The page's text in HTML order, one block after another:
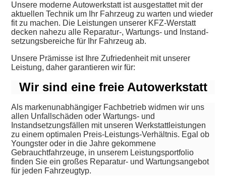
Unsere moderne Autowerkstatt ist ausgestattet mit der
aktuellen Technik um Ihr Fahrzeug zu warten und wieder
fit zu machen. Die Leistungen unserer KFZ-Werstatt
decken nahezu alle Reparatur-, Wartungs- und Instand­
setzungs­bereiche für Ihr Fahrzeug ab.
Unsere Prämisse ist Ihre Zufriedenheit mit unserer
Leistung, daher garantieren wir für:
Wir sind eine freie Autowerkstatt
Als markenunabhängiger Fachbetrieb widmen wir uns
allen Unfallschäden oder Wartungs- und
Instandsetzungsfällen mit unseren Werkstattleistungen
zu einem optimalen Preis-Leistungs-Verhältnis. Egal ob
Youngster oder in die Jahre gekommene
Gebrauchtfahrzeuge, in unserem Leistungsportfolio
finden Sie ein großes Reparatur- und Wartungsangebot
für jeden Fahrzeugtyp.